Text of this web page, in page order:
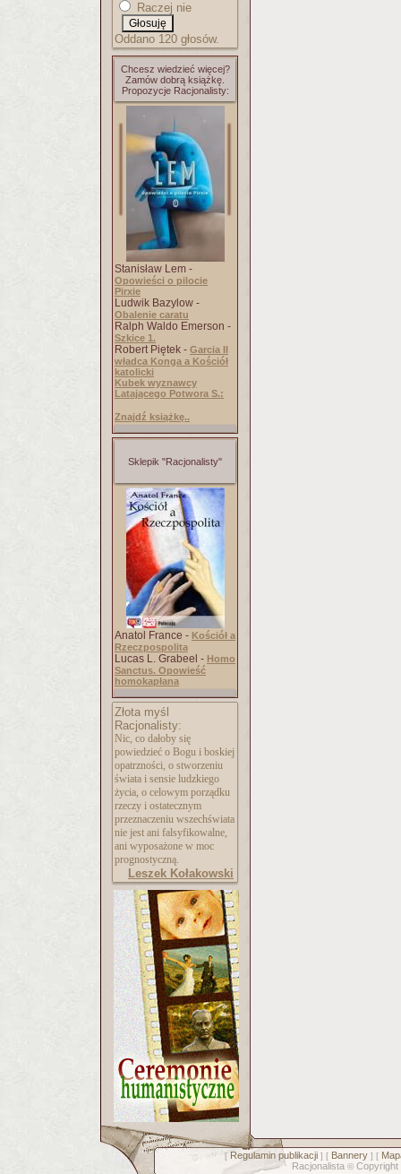
Raczej nie
Oddano 120 głosów.
Chcesz wiedzieć więcej?
Zamów dobrą książkę.
Propozycje Racjonalisty:
Stanisław Lem -
Opowieści o pilocie
Pirxie
Ludwik Bazylow -
Obalenie caratu
Ralph Waldo Emerson -
Szkice 1.
Robert Piętek - Garcia II
władca Konga a Kościół
katolicki
Kubek wyznawcy
Latającego Potwora S.:
Znajdź książkę..
Sklepik "Racjonalisty"
Anatol France - Kościół a
Rzeczpospolita
Lucas L. Grabeel - Homo
Sanctus. Opowieść
homokapłana
Złota myśl
Racjonalisty:
Nic, co dałoby się
powiedzieć o Bogu i boskiej
opatrzności, o stworzeniu
świata i sensie ludzkiego
życia, o celowym porządku
rzeczy i ostatecznym
przeznaczeniu wszechświata
nie jest ani falsyfikowalne,
ani wyposażone w moc
prognostyczną.
Leszek Kołakowski
[ Regulamin publikacji] [ Bannery] [
Racjonalista © Copyright